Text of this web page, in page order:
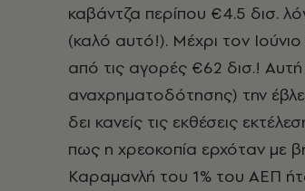
καβάντζα περίπου €4.5 δισ.
(καλό αυτό!). Μέχρι τον
από τις αγορές €62 δισ.!
αναχρηματοδότησης) την
δει κανείς τις εκθέσεις
πως η χρεοκοπία ερχόταν με
Καραμανλή του 1% του ΑΕΠ